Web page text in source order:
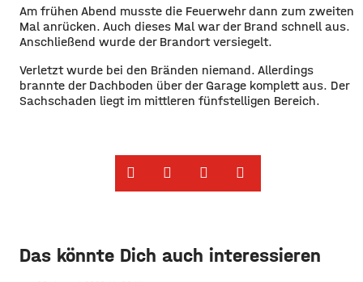
Am frühen Abend musste die Feuerwehr dann zum zweiten
Mal anrücken. Auch dieses Mal war der Brand schnell aus.
Anschließend wurde der Brandort versiegelt.
Verletzt wurde bei den Bränden niemand. Allerdings
brannte der Dachboden über der Garage komplett aus. Der
Sachschaden liegt im mittleren fünfstelligen Bereich.
Das könnte Dich auch interessieren